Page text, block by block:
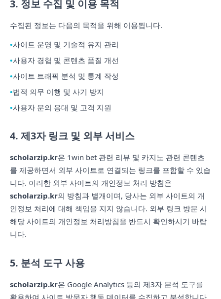
3. 정보 수집 및 이용 목적
수집된 정보는 다음의 목적을 위해 이용됩니다.
사이트 운영 및 기술적 유지 관리
사용자 경험 및 콘텐츠 품질 개선
사이트 트래픽 분석 및 통계 작성
법적 의무 이행 및 사기 방지
사용자 문의 응대 및 고객 지원
4. 제3자 링크 및 외부 서비스
scholarzip.kr은 1win bet 관련 리뷰 및 카지노 관련 콘텐츠
를 제공하면서 외부 사이트로 연결되는 링크를 포함할 수 있습
니다. 이러한 외부 사이트의 개인정보 처리 방침은
scholarzip.kr의 방침과 별개이며, 당사는 외부 사이트의 개
인정보 처리에 대해 책임을 지지 않습니다. 외부 링크 방문 시
해당 사이트의 개인정보 처리방침을 반드시 확인하시기 바랍
니다.
5. 분석 도구 사용
scholarzip.kr은 Google Analytics 등의 제3자 분석 도구를
활용하여 사이트 방문자 행동 데이터를 수집하고 분석합니다.